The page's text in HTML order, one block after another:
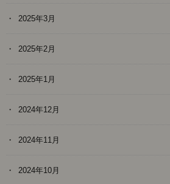
2025年3月
2025年2月
2025年1月
2024年12月
2024年11月
2024年10月